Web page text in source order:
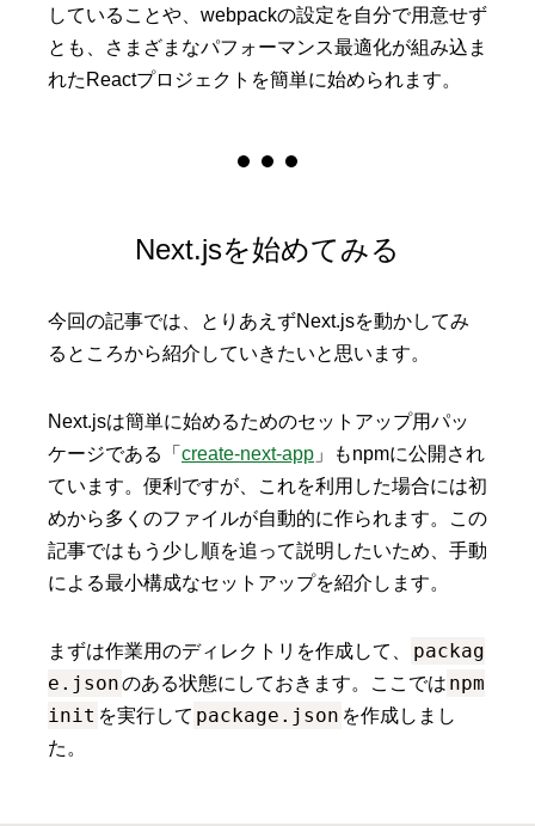
していることや、webpackの設定を自分で用意せず
とも、さまざまなパフォーマンス最適化が組み込ま
れたReactプロジェクトを簡単に始められます。
Next.jsを始めてみる
今回の記事では、とりあえずNext.jsを動かしてみ
るところから紹介していきたいと思います。
Next.jsは簡単に始めるためのセットアップ用パッ
ケージである「 create-next-app 」もnpmに公開され
ています。便利ですが、これを利用した場合には初
めから多くのファイルが自動的に作られます。この
記事ではもう少し順を追って説明したいため、手動
による最小構成なセットアップを紹介します。
まずは作業用のディレクトリを作成して、
packag
e.jsonのある状態にしておきます。ここでは npm
init を実行して package.json を作成しまし
た。